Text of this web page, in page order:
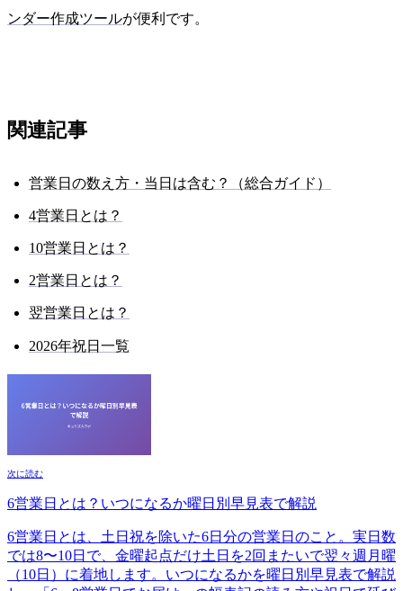
ンダー作成ツールが便利です。
関連記事
営業日の数え方・当日は含む？（総合ガイド）
4営業日とは？
10営業日とは？
2営業日とは？
翌営業日とは？
2026年祝日一覧
次に読む
6営業日とは？いつになるか曜日別早見表で解説
6営業日とは、土日祝を除いた6日分の営業日のこと。実日数
では8〜10日で、金曜起点だけ土日を2回またいで翌々週月曜
（10日）に着地します。いつになるかを曜日別早見表で解説